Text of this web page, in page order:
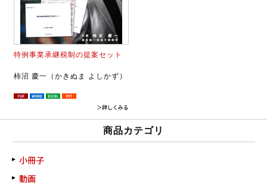
特例事業承継税制の提案セット
柿沼 慶一（かきぬま よしかず）
＞詳しくみる
商品カテゴリ
小冊子
動画